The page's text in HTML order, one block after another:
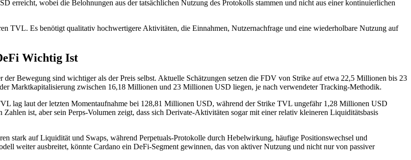
erreicht, wobei die Belohnungen aus der tatsächlichen Nutzung des Protokolls stammen und nicht aus einer kontinuierlichen
TVL. Es benötigt qualitativ hochwertigere Aktivitäten, die Einnahmen, Nutzernachfrage und eine wiederholbare Nutzung auf
Wichtig Ist
Bewegung sind wichtiger als der Preis selbst. Aktuelle Schätzungen setzen die FDV von Strike auf etwa 22,5 Millionen bis 23
Marktkapitalisierung zwischen 16,18 Millionen und 23 Millionen USD liegen, je nach verwendeter Tracking-Methodik.
lag laut der letzten Momentaufnahme bei 128,81 Millionen USD, während der Strike TVL ungefähr 1,28 Millionen USD
ist, aber sein Perps-Volumen zeigt, dass sich Derivate-Aktivitäten sogar mit einer relativ kleineren Liquiditätsbasis
stark auf Liquidität und Swaps, während Perpetuals-Protokolle durch Hebelwirkung, häufige Positionswechsel und
weiter ausbreitet, könnte Cardano ein DeFi-Segment gewinnen, das von aktiver Nutzung und nicht nur von passiver